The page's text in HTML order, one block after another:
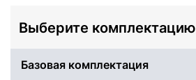
Выберите комплектацию
Базовая комплектация